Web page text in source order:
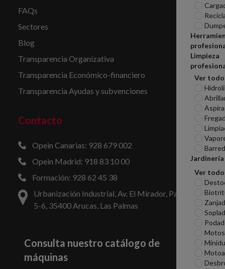
Limpieza
Ver todo
Jardinería
Ver todo
FAQs
Sectores
Blog
Transparencia Organizativa
Transparencia Económico-financiero
Transparencia Ayudas y subvenciones
Contacto
Opein Canarias: 928 679 002
Opein Madrid: 918 83 10 00
Formación: 928 62 45 38
Urbanización Industrial, Av. El Mirador, Parcelas
5-6, 35400 Arucas, Las Palmas
Consulta nuestro catálogo de
máquinas